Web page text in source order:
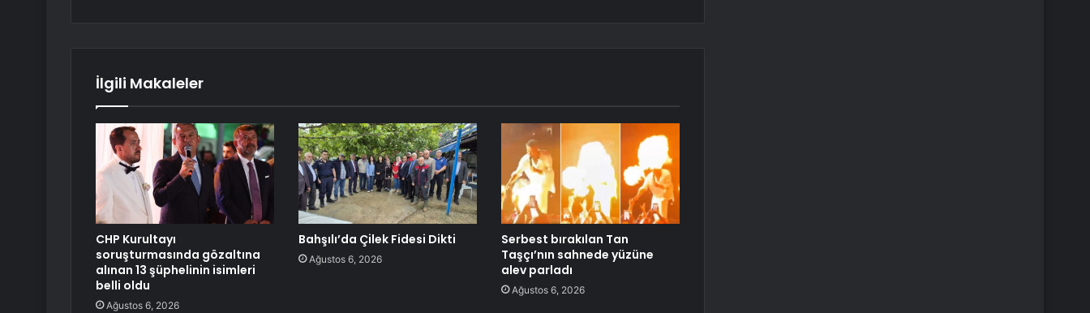
İlgili Makaleler
CHP Kurultayı
soruşturmasında gözaltına
alınan 13 şüphelinin isimleri
belli oldu
Ağustos 6, 2026
Bahşılı’da Çilek Fidesi Dikti
Ağustos 6, 2026
Serbest bırakılan Tan
Taşçı’nın sahnede yüzüne
alev parladı
Ağustos 6, 2026